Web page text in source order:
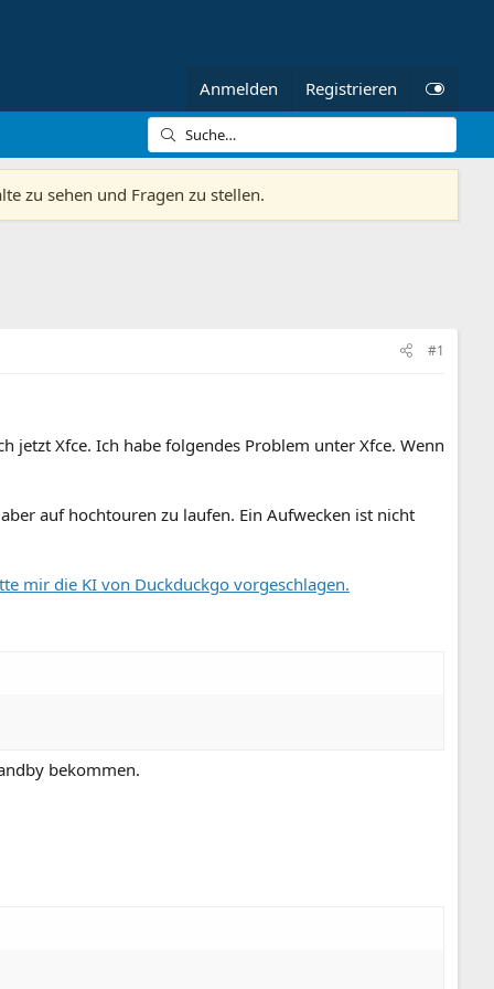
Anmelden Registrieren
zu sehen und Fragen zu stellen.
#1
jetzt Xfce. Ich habe folgendes Problem unter Xfce. Wenn
auf hochtouren zu laufen. Ein Aufwecken ist nicht
mir die KI von Duckduckgo vorgeschlagen.
bekommen.